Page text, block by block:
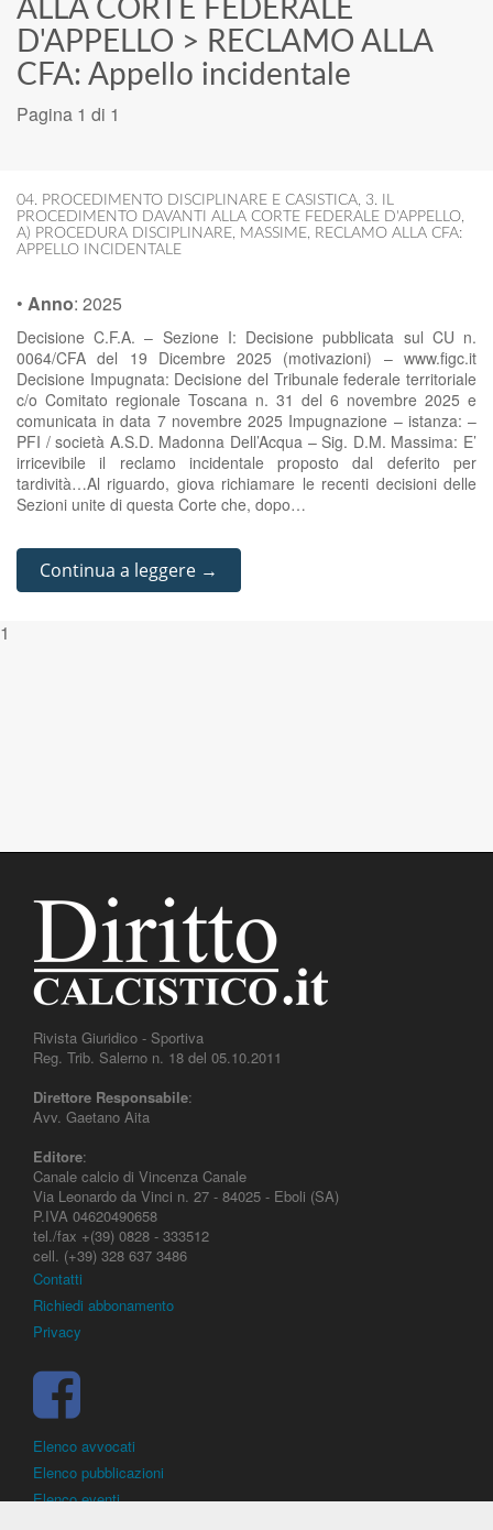
ALLA CORTE FEDERALE
D'APPELLO > RECLAMO ALLA
CFA: Appello incidentale
Pagina 1 di 1
04. PROCEDIMENTO DISCIPLINARE E CASISTICA, 3. IL
PROCEDIMENTO DAVANTI ALLA CORTE FEDERALE D'APPELLO,
A) PROCEDURA DISCIPLINARE, MASSIME, RECLAMO ALLA CFA:
APPELLO INCIDENTALE
• Anno: 2025
Decisione C.F.A. – Sezione I: Decisione pubblicata sul CU n.
0064/CFA del 19 Dicembre 2025 (motivazioni) – www.figc.it
Decisione Impugnata: Decisione del Tribunale federale territoriale
c/o Comitato regionale Toscana n. 31 del 6 novembre 2025 e
comunicata in data 7 novembre 2025 Impugnazione – istanza: –
PFI / società A.S.D. Madonna Dell’Acqua – Sig. D.M. Massima: E’
irricevibile il reclamo incidentale proposto dal deferito per
tardività…Al riguardo, giova richiamare le recenti decisioni delle
Sezioni unite di questa Corte che, dopo…
Continua a leggere →
1
Rivista Giuridico - Sportiva
Reg. Trib. Salerno n. 18 del 05.10.2011
Direttore Responsabile:
Avv. Gaetano Aita
Editore:
Canale calcio di Vincenza Canale
Via Leonardo da Vinci n. 27 - 84025 - Eboli (SA)
P.IVA 04620490658
tel./fax +(39) 0828 - 333512
cell. (+39) 328 637 3486
Contatti
Richiedi abbonamento
Privacy
Elenco avvocati
Elenco pubblicazioni
Elenco eventi